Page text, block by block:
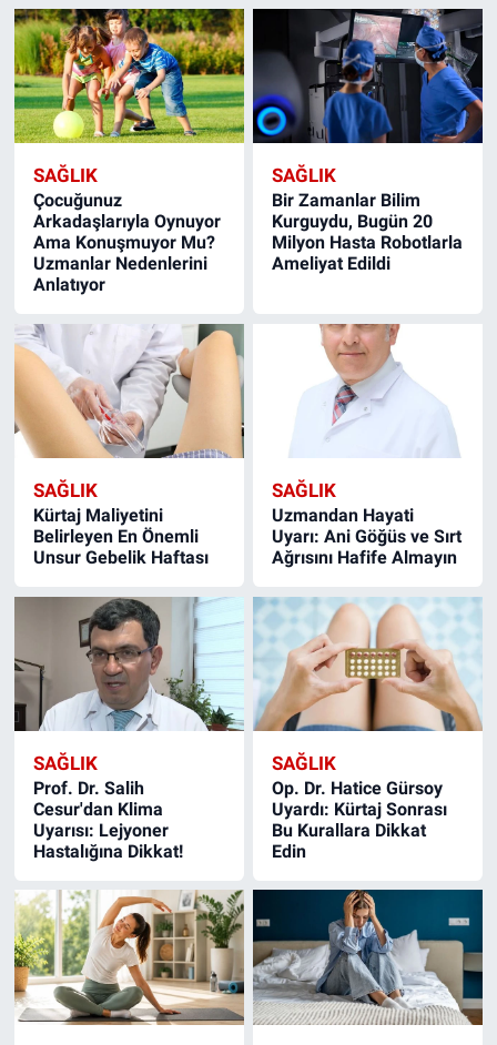
SAĞLIK
Çocuğunuz
Arkadaşlarıyla Oynuyor
Ama Konuşmuyor Mu?
Uzmanlar Nedenlerini
Anlatıyor
SAĞLIK
Bir Zamanlar Bilim
Kurguydu, Bugün 20
Milyon Hasta Robotlarla
Ameliyat Edildi
SAĞLIK
Kürtaj Maliyetini
Belirleyen En Önemli
Unsur Gebelik Haftası
SAĞLIK
Uzmandan Hayati
Uyarı: Ani Göğüs ve Sırt
Ağrısını Hafife Almayın
SAĞLIK
Prof. Dr. Salih
Cesur'dan Klima
Uyarısı: Lejyoner
Hastalığına Dikkat!
SAĞLIK
Op. Dr. Hatice Gürsoy
Uyardı: Kürtaj Sonrası
Bu Kurallara Dikkat
Edin